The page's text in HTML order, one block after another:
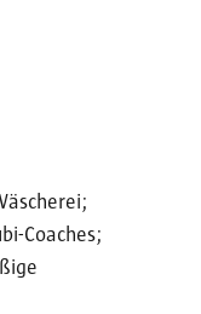
Coaches;